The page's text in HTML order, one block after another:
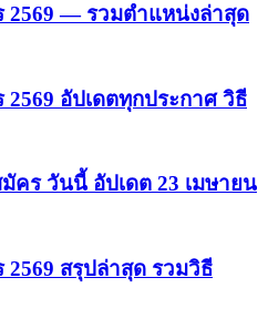
2569 — รวมตำแหน่งล่าสุด
อัปเดตทุกประกาศ วิธี
คร วันนี้ อัปเดต 23 เมษายน
2569 สรุปล่าสุด รวมวิธี